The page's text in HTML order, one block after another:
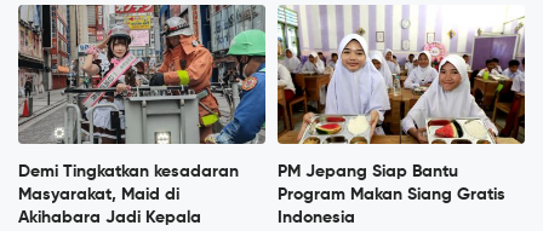
Demi Tingkatkan kesadaran
Masyarakat, Maid di
Akihabara Jadi Kepala
PM Jepang Siap Bantu
Program Makan Siang Gratis
Indonesia